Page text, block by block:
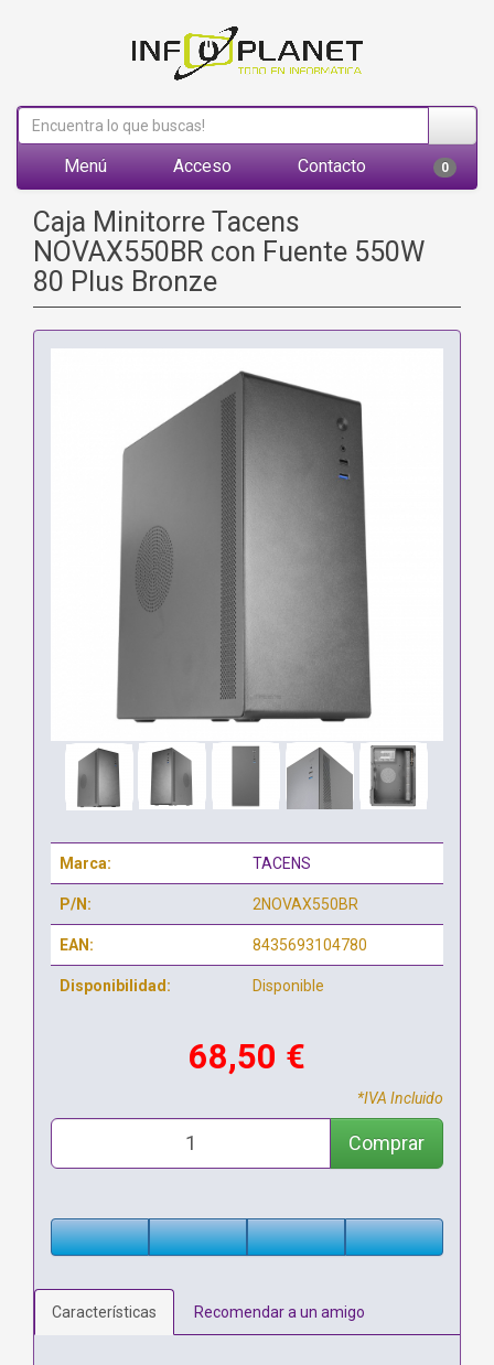
Menú Acceso Contacto 0
Caja Minitorre Tacens
NOVAX550BR con Fuente 550W
80 Plus Bronze
Marca: TACENS
P/N: 2NOVAX550BR
EAN: 8435693104780
Disponibilidad: Disponible
68,50 €
*IVA Incluido
Comprar
Características Recomendar a un amigo